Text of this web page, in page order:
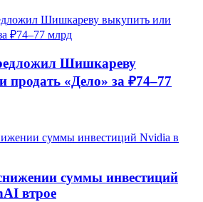
Шишкареву
продать «Дело» за ₽74–77
суммы инвестиций
втрое